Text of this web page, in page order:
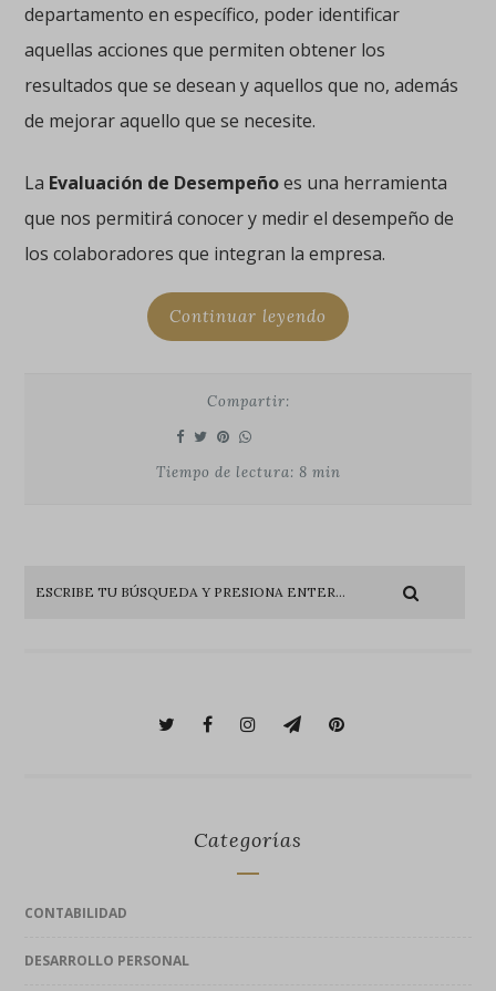
departamento en específico, poder identificar
aquellas acciones que permiten obtener los
resultados que se desean y aquellos que no, además
de mejorar aquello que se necesite.
La Evaluación de Desempeñoes una herramienta
que nos permitirá conocer y medir el desempeño de
los colaboradores que integran la empresa.
Continuar leyendo
Compartir:
Tiempo de lectura: 8 min
Categorías
CONTABILIDAD
DESARROLLO PERSONAL